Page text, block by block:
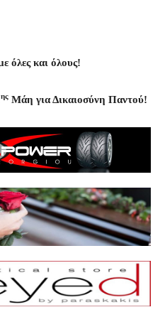
όλες και όλους!
ης Μάη για Δικαιοσύνη Παντού!